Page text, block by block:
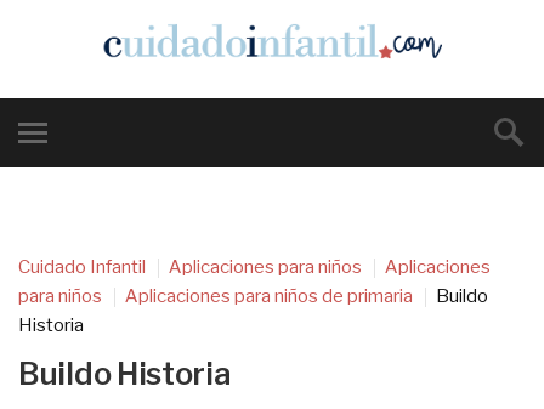
Cuidado Infantil Aplicaciones para niños
Aplicaciones
para niños
Aplicaciones para niños de primaria
Buildo
Historia
Buildo Historia